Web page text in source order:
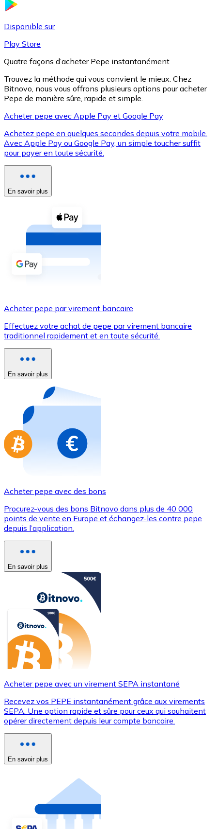
XRP
XRP
Voir toutes
Coupons crypto
Achetez des cryptomonnaies en espèces et d'autres
Acheter avec espèces
Virement SEPA
Utilisez les cartes Visa et Mastercard pour acheter
Acheter avec carte
Nouveau
Achetez des cartes-cadeaux de vos marques
Aller à la boutique de cartes-cadeaux
Disponible sur
Play Store
Quatre façons d’acheter Pepe instantanément
Trouvez la méthode qui vous convient le mieux. Chez
Bitnovo, nous vous offrons plusieurs options pour acheter
Pepe de manière sûre, rapide et simple.
Acheter pepe avec Apple Pay et Google Pay
Achetez pepe en quelques secondes depuis votre mobile.
Avec Apple Pay ou Google Pay, un simple toucher suffit
pour payer en toute sécurité.
En savoir plus
Acheter pepe par virement bancaire
Effectuez votre achat de pepe par virement bancaire
traditionnel rapidement et en toute sécurité.
En savoir plus
Acheter pepe avec des bons
Procurez-vous des bons Bitnovo dans plus de 40 000
points de vente en Europe et échangez-les contre pepe
depuis l’application.
En savoir plus
Acheter pepe avec un virement SEPA instantané
Recevez vos PEPE instantanément grâce aux virements
SEPA. Une option rapide et sûre pour ceux qui souhaitent
opérer directement depuis leur compte bancaire.
En savoir plus